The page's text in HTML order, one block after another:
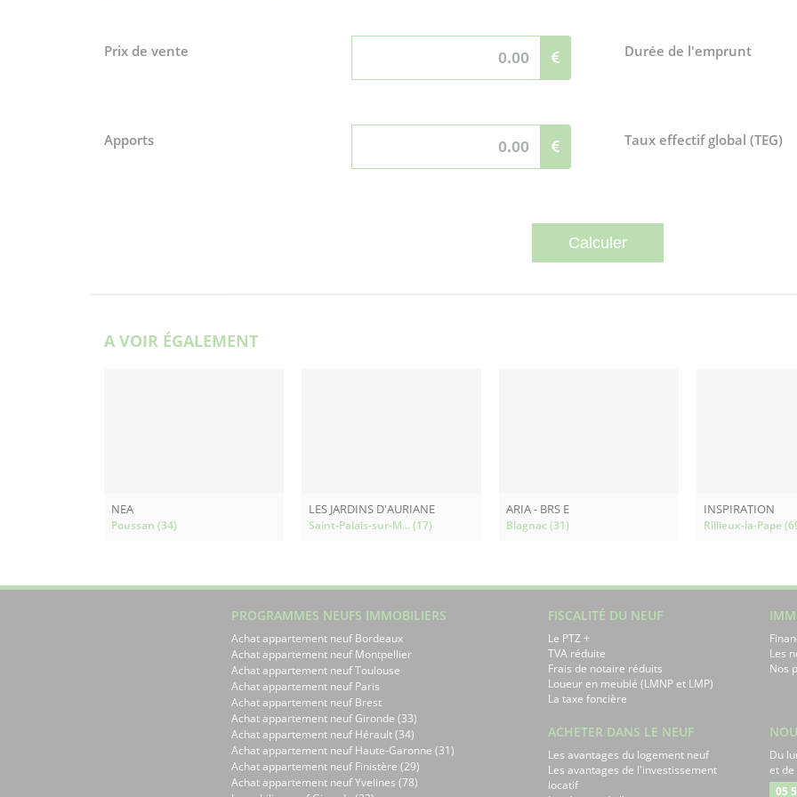
Prix de vente Durée de l'emprunt
Apports Taux effectif global (TEG)
A VOIR ÉGALEMENT
NEA
Poussan (34)
LES JARDINS D'AURIANE
Saint-Palais-sur-M... (17)
ARIA - BRS E
Blagnac (31)
INSPIRATION
Rillieux-la-Pape
PROGRAMMES NEUFS IMMOBILIERS
Achat appartement neuf Bordeaux
Achat appartement neuf Montpellier
Achat appartement neuf Toulouse
Achat appartement neuf Paris
Achat appartement neuf Brest
Achat appartement neuf Gironde (33)
Achat appartement neuf Hérault (34)
Achat appartement neuf Haute-Garonne (31)
Achat appartement neuf Finistère (29)
Achat appartement neuf Yvelines (78)
FISCALITÉ DU NEUF
Le PTZ +
TVA réduite
Frais de notaire réduits
Loueur en meublé (LMNP et LMP)
La taxe foncière
Les
Nos
ACHETER DANS LE NEUF
Les avantages du logement neuf
Les avantages de l'investissement
locatif
Du
et
05